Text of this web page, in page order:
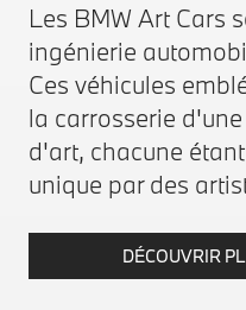
Les BMW Art Cars
ingénierie
Ces véhicules
la carrosserie
d'art, chacune
unique par des
DÉCOUVRIR